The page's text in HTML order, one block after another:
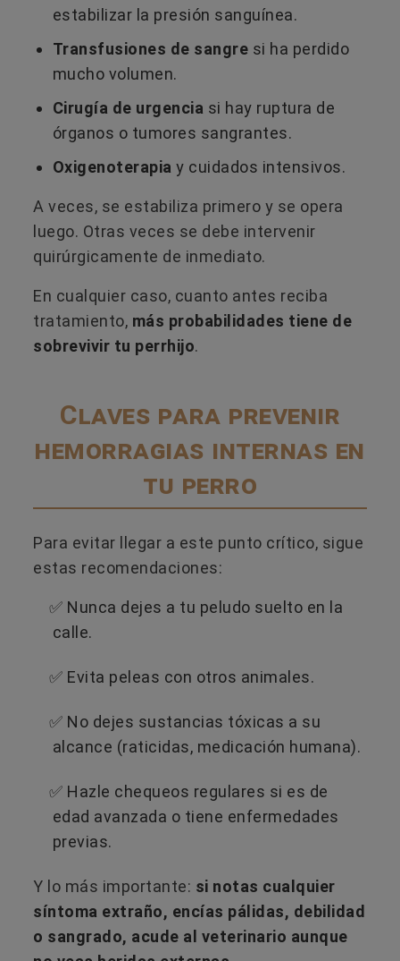
estabilizar la presión sanguínea.
Transfusiones de sangre si ha perdido
mucho volumen.
Cirugía de urgencia si hay ruptura de
órganos o tumores sangrantes.
Oxigenoterapia y cuidados intensivos.
A veces, se estabiliza primero y se opera
luego. Otras veces se debe intervenir
quirúrgicamente de inmediato.
En cualquier caso, cuanto antes reciba
tratamiento, más probabilidades tiene de
sobrevivir tu perrhijo.
Claves para prevenir
hemorragias internas en
tu perro
Para evitar llegar a este punto crítico, sigue
estas recomendaciones:
✅ Nunca dejes a tu peludo suelto en la
calle.
✅ Evita peleas con otros animales.
✅ No dejes sustancias tóxicas a su
alcance (raticidas, medicación humana).
✅ Hazle chequeos regulares si es de
edad avanzada o tiene enfermedades
previas.
Y lo más importante: si notas cualquier
síntoma extraño, encías pálidas, debilidad
o sangrado, acude al veterinario aunque